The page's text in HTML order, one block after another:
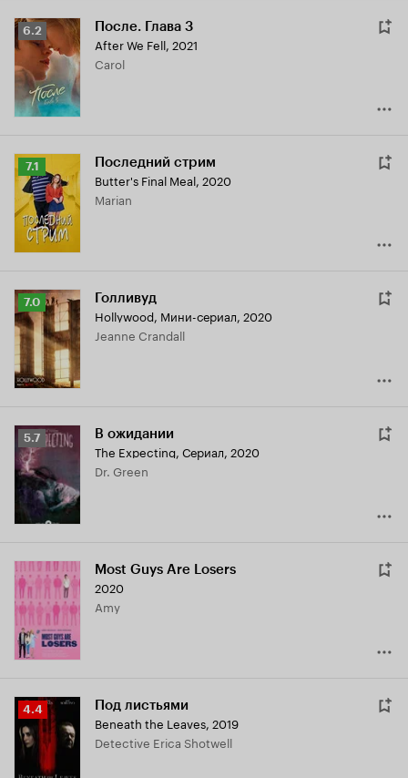
Рейтинг
Кинопоиска
6.2
6.2 После. Глава 3
After We Fell, 2021
Carol
Рейтинг
Кинопоиска
7.1
7.1 Последний стрим
Butter's Final Meal, 2020
Marian
Рейтинг
Кинопоиска
7.0
7.0 Голливуд
Hollywood, Мини-сериал, 2020
Jeanne Crandall
Рейтинг
Кинопоиска
5.7
5.7 В ожидании
The Expecting, Сериал, 2020
Dr. Green
Most Guys Are Losers
2020
Amy
Рейтинг
Кинопоиска
4.4
4.4 Под листьями
Beneath the Leaves, 2019
Detective Erica Shotwell